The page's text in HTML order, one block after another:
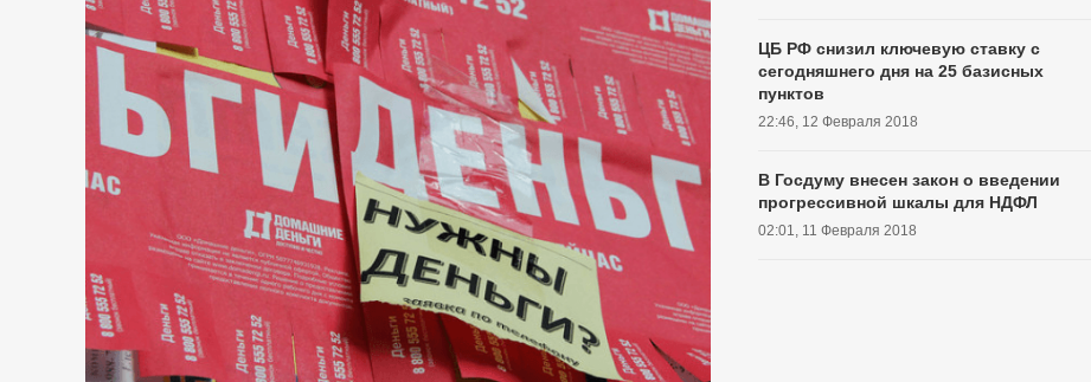
ЦБ РФ снизил ключевую ставку с
сегодняшнего дня на 25 базисных
пунктов
22:46, 12 Февраля 2018
В Госдуму внесен закон о введении
прогрессивной шкалы для НДФЛ
02:01, 11 Февраля 2018